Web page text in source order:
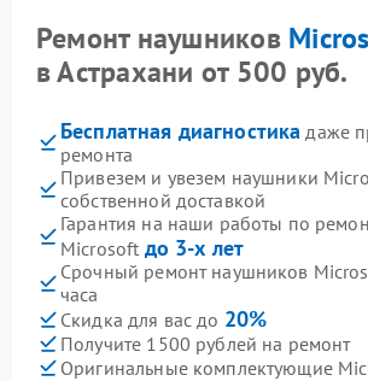
Ремонт наушников
в Астрахани от 500 руб.
Бесплатная диагностика даже
ремонта
Привезем и увезем наушники
собственной доставкой
Гарантия на наши работы по
Microsoft до 3-х лет
Срочный ремонт наушников
часа
Скидка для вас до 20%
Получите 1500 рублей на ремонт
Оригинальные комплектующие